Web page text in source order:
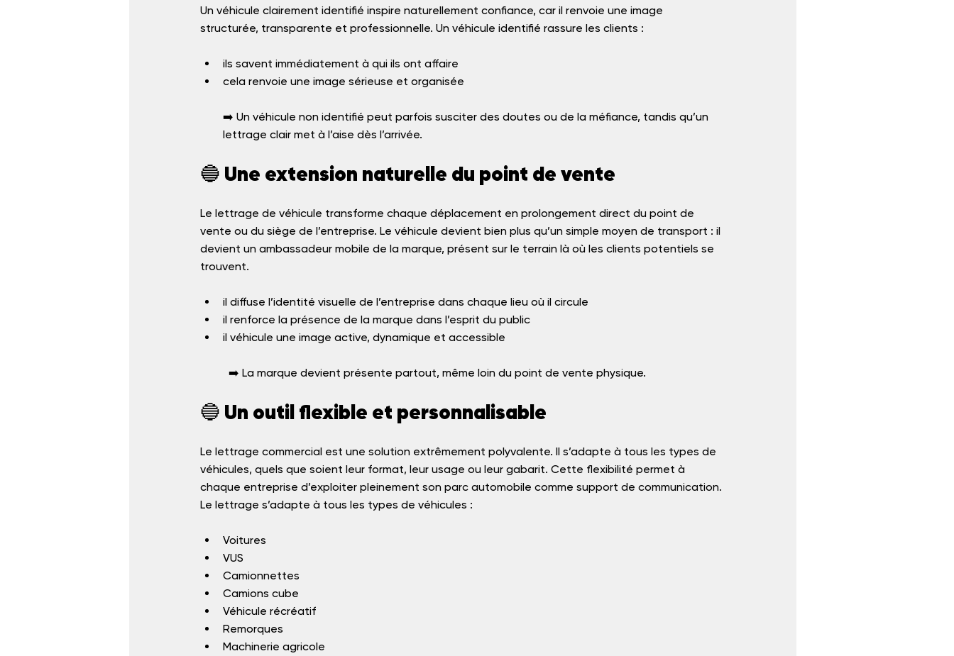
Un véhicule clairement identifié inspire naturellement confiance, car il renvoie une image
structurée, transparente et professionnelle. Un véhicule identifié rassure les clients :
ils savent immédiatement à qui ils ont affaire
cela renvoie une image sérieuse et organisée
➡️ Un véhicule non identifié peut parfois susciter des doutes ou de la méfiance, tandis qu’un
lettrage clair met à l’aise dès l’arrivée.
🔵 Une extension naturelle du point de vente
Le lettrage de véhicule transforme chaque déplacement en prolongement direct du point de
vente ou du siège de l’entreprise. Le véhicule devient bien plus qu’un simple moyen de transport : il
devient un ambassadeur mobile de la marque, présent sur le terrain là où les clients potentiels se
trouvent.
il diffuse l’identité visuelle de l’entreprise dans chaque lieu où il circule
il renforce la présence de la marque dans l’esprit du public
il véhicule une image active, dynamique et accessible
	➡️ La marque devient présente partout, même loin du point de vente physique.
🔵 Un outil flexible et personnalisable
Le lettrage commercial est une solution extrêmement polyvalente. Il s’adapte à tous les types de
véhicules, quels que soient leur format, leur usage ou leur gabarit. Cette flexibilité permet à
chaque entreprise d’exploiter pleinement son parc automobile comme support de communication.
Le lettrage s’adapte à tous les types de véhicules :
Voitures
VUS
Camionnettes
Camions cube
Véhicule récréatif
Remorques
Machinerie agricole